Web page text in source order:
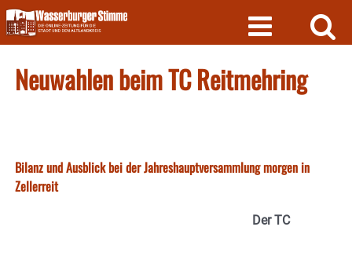
Skip
to
content
Neuwahlen beim TC Reitmehring
Bilanz und Ausblick bei der Jahreshauptversammlung morgen in
Zellerreit
Der TC